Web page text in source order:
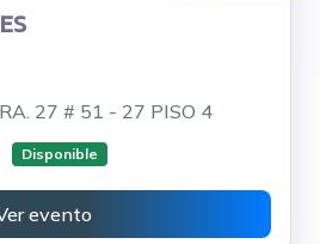
27 # 51 - 27 PISO 4
Disponible
evento